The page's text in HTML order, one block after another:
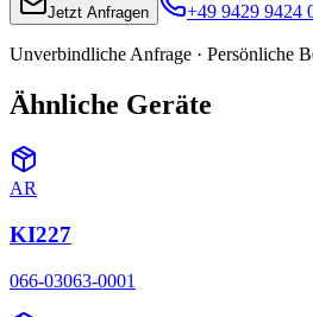
Jetzt Anfragen +49 9429 9424
Unverbindliche Anfrage · Persönliche
Ähnliche Geräte
AR
KI227
066-03063-0001